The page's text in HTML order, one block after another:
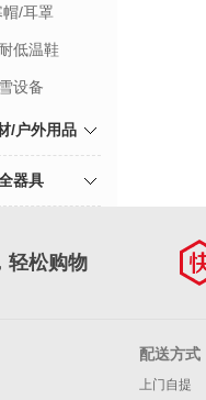
帽/耳罩
低温鞋
设备
/户外用品
器具
轻松购物
配送方式
上门自提